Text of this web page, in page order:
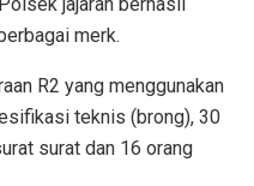
merk.
R2 yang menggunakan
teknis (brong), 30
surat dan 16 orang